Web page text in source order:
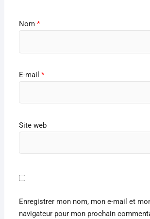
Nom *
E-mail *
Site web
Enregistrer mon nom, mon e-mail et
navigateur pour mon prochain